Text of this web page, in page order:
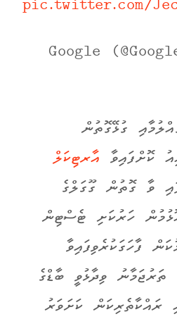
pic.twitter.com/
ގުޅޭގޮތުން
ކޮށްފައިވާ އާރޓިކަލް
ވާ ގޮތުން ގޫގަލްގެ
ހަރުކަށި ޓެސްޓިން
ފާހަގަކުރެވިފައިވާ
ވިދާޅުވީ ބާޑްގެ
ރައްކާތެރިކަން ކަށަވަރު